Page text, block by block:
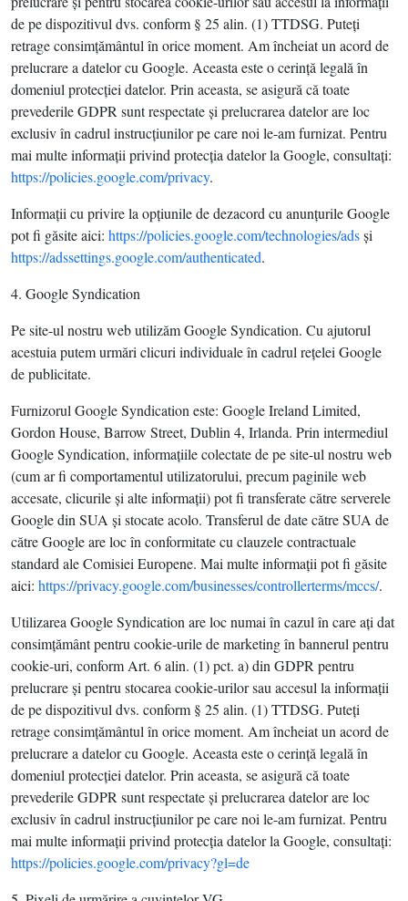
de pe dispozitivul dvs. conform § 25 alin. (1) TTDSG. Puteţi
retrage consimţământul în orice moment. Am încheiat un acord de
prelucrare a datelor cu Google. Aceasta este o cerinţă legală în
domeniul protecţiei datelor. Prin aceasta, se asigură că toate
prevederile GDPR sunt respectate şi prelucrarea datelor are loc
exclusiv în cadrul instrucţiunilor pe care noi le-am furnizat. Pentru
mai multe informaţii privind protecţia datelor la Google, consultaţi:
https://policies.google.com/privacy.
Informaţii cu privire la opţiunile de dezacord cu anunţurile Google
pot fi găsite aici: https://policies.google.com/technologies/adsşi
https://adssettings.google.com/authenticated.
4. Google Syndication
Pe site-ul nostru web utilizăm Google Syndication. Cu ajutorul
acestuia putem urmări clicuri individuale în cadrul reţelei Google
de publicitate.
Furnizorul Google Syndication este: Google Ireland Limited,
Gordon House, Barrow Street, Dublin 4, Irlanda. Prin intermediul
Google Syndication, informaţiile colectate de pe site-ul nostru web
(cum ar fi comportamentul utilizatorului, precum paginile web
accesate, clicurile şi alte informaţii) pot fi transferate către serverele
Google din SUA şi stocate acolo. Transferul de date către SUA de
către Google are loc în conformitate cu clauzele contractuale
standard ale Comisiei Europene. Mai multe informaţii pot fi găsite
aici: https://privacy.google.com/businesses/controllerterms/mccs/.
Utilizarea Google Syndication are loc numai în cazul în care aţi dat
consimţământ pentru cookie-urile de marketing în bannerul pentru
cookie-uri, conform Art. 6 alin. (1) pct. a) din GDPR pentru
prelucrare şi pentru stocarea cookie-urilor sau accesul la informaţii
de pe dispozitivul dvs. conform § 25 alin. (1) TTDSG. Puteţi
retrage consimţământul în orice moment. Am încheiat un acord de
prelucrare a datelor cu Google. Aceasta este o cerinţă legală în
domeniul protecţiei datelor. Prin aceasta, se asigură că toate
prevederile GDPR sunt respectate şi prelucrarea datelor are loc
exclusiv în cadrul instrucţiunilor pe care noi le-am furnizat. Pentru
mai multe informaţii privind protecţia datelor la Google, consultaţi:
https://policies.google.com/privacy?gl=de